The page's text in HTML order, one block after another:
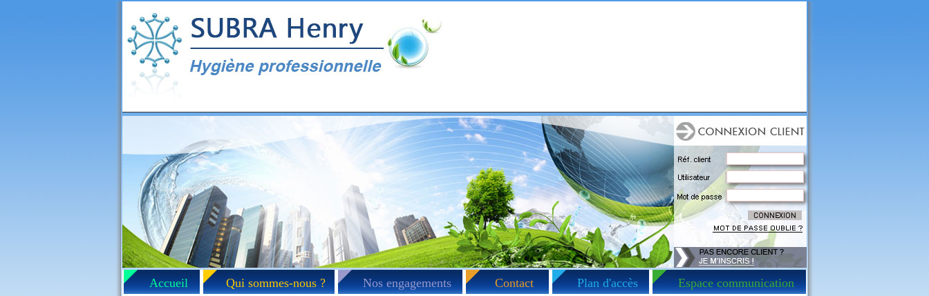
Accueil Qui sommes-nous ? Nos engagements Contact Plan d'accès Espace communication